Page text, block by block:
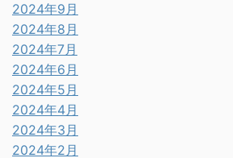
2024年9月
2024年8月
2024年7月
2024年6月
2024年5月
2024年4月
2024年3月
2024年2月